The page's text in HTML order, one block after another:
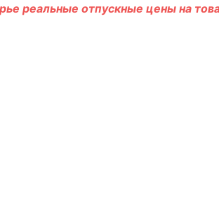
реальные отпускные цены на